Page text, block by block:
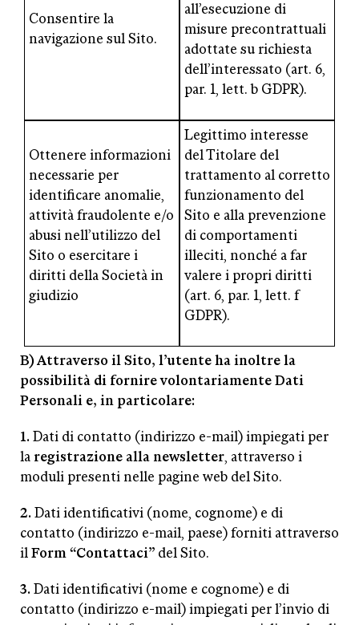
Consentire la
navigazione sul Sito.
all’esecuzione di
misure precontrattuali
adottate su richiesta
dell’interessato (art. 6,
par. 1, lett. b GDPR).
Ottenere informazioni
necessarie per
identificare anomalie,
attività fraudolente e/o
abusi nell’utilizzo del
Sito o esercitare i
diritti della Società in
giudizio
Legittimo interesse
del Titolare del
trattamento al corretto
funzionamento del
Sito e alla prevenzione
di comportamenti
illeciti, nonché a far
valere i propri diritti
(art. 6, par. 1, lett. f
GDPR).
B) Attraverso il Sito, l’utente ha inoltre la
possibilità di fornire volontariamente Dati
Personali e, in particolare:
1. Dati di contatto (indirizzo e-mail) impiegati per
la registrazione alla newsletter, attraverso i
moduli presenti nelle pagine web del Sito.
2. Dati identificativi (nome, cognome) e di
contatto (indirizzo e-mail, paese) forniti attraverso
il Form “Contattaci” del Sito.
3. Dati identificativi (nome e cognome) e di
contatto (indirizzo e-mail) impiegati per l’invio di